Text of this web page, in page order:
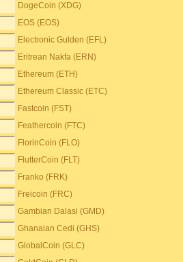
DogeCoin (XDG)
EOS (EOS)
Electronic Gulden (EFL)
Eritrean Nakfa (ERN)
Ethereum (ETH)
Ethereum Classic (ETC)
Fastcoin (FST)
Feathercoin (FTC)
FlorinCoin (FLO)
FlutterCoin (FLT)
Franko (FRK)
Freicoin (FRC)
Gambian Dalasi (GMD)
Ghanaian Cedi (GHS)
GlobalCoin (GLC)